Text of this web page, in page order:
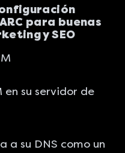
para buenas
y SEO
en su servidor de
a su DNS como un